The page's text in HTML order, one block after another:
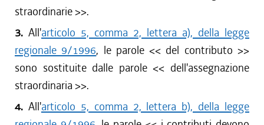
straordinarie >>.
3. All'articolo 5, comma 2, lettera a), della legge
regionale 9/1996, le parole << del contributo >>
sono sostituite dalle parole << dell'assegnazione
straordinaria >>.
4. All'articolo 5, comma 2, lettera b), della legge